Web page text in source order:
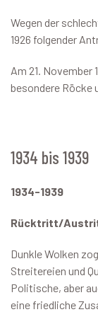
Wegen der
1926 folgender
Am 21. November
besondere Röcke
1934 bis 1939
1934-1939
Rücktritt/
Dunkle Wolken
Streitereien und
Politische, aber
eine friedliche